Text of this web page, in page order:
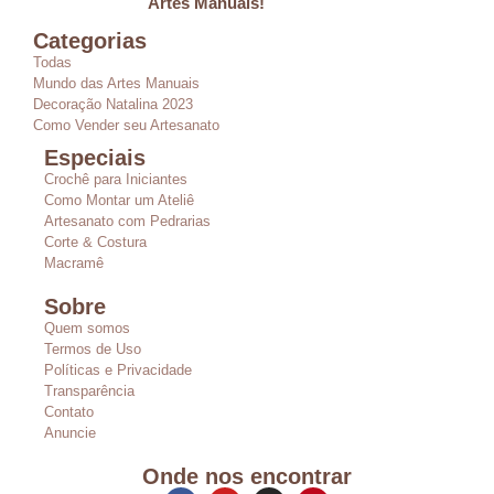
Categorias
Todas
Mundo das Artes Manuais
Decoração Natalina 2023
Como Vender seu Artesanato
Especiais
Crochê para Iniciantes
Como Montar um Ateliê
Artesanato com Pedrarias
Corte & Costura
Macramê
Sobre
Quem somos
Termos de Uso
Políticas e Privacidade
Transparência
Contato
Anuncie
Onde nos encontrar